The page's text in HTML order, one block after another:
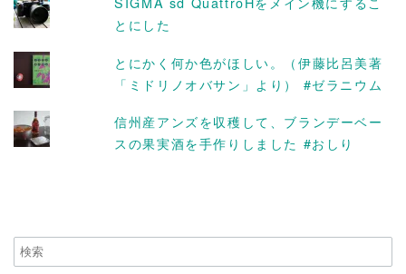
とにした
とにかく何か色がほしい。（伊藤比呂美著
「ミドリノオバサン」より） #ゼラニウム
信州産アンズを収穫して、ブランデーベー
スの果実酒を手作りしました #おしり